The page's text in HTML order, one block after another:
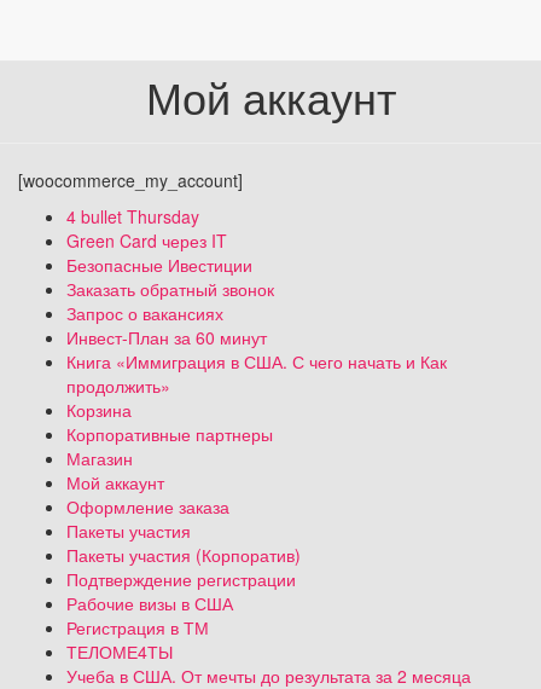
Мой аккаунт
[woocommerce_my_account]
4 bullet Thursday
Green Card через IT
Безопасные Ивестиции
Заказать обратный звонок
Запрос о вакансиях
Инвест-План за 60 минут
Книга «Иммиграция в США. С чего начать и Как
продолжить»
Корзина
Корпоративные партнеры
Магазин
Мой аккаунт
Оформление заказа
Пакеты участия
Пакеты участия (Корпоратив)
Подтверждение регистрации
Рабочие визы в США
Регистрация в ТМ
ТЕЛОМЕ4ТЫ
Учеба в США. От мечты до результата за 2 месяца